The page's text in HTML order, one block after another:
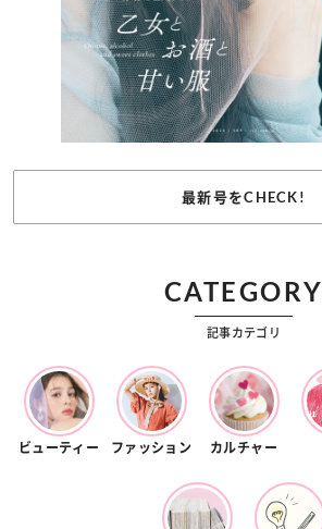
最新号をCHECK!
CATEGORY
記事カテゴリ
ビューティー ファッション カルチャー